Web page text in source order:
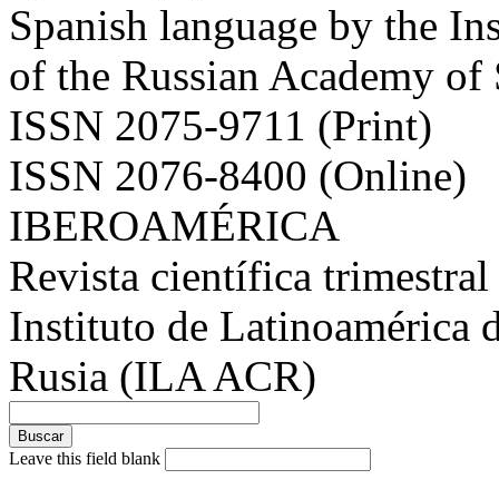
Spanish language by the
of the Russian Academy
ISSN 2075-9711 (Print)
ISSN 2076-8400 (Online)
IBEROAMÉRICA
Revista científica
Instituto de Latinoamérica
Rusia (ILA ACR)
Leave this field blank